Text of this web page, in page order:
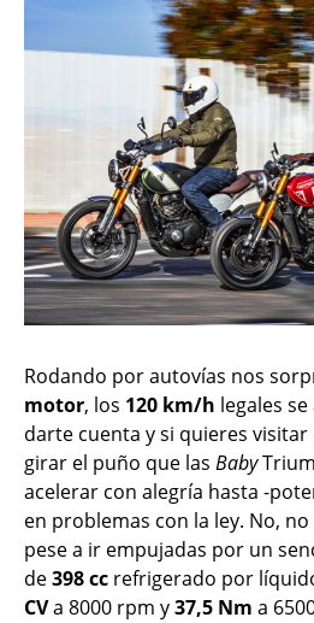
Rodando por autovías nos
motor, los 120 km/h legales
darte cuenta y si quieres visitar
girar el puño que las Baby
acelerar con alegría hasta -
en problemas con la ley. No,
pese a ir empujadas por un
de398cc refrigerado por
CVa 8000 rpm y37,5 Nm a